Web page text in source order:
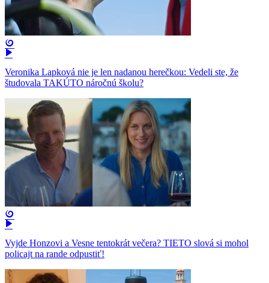
Veronika Lapková nie je len nadanou herečkou: Vedeli ste, že
študovala TAKÚTO náročnú školu?
Vyjde Honzovi a Vesne tentokrát večera? TIETO slová si mohol
policajt na rande odpustiť!